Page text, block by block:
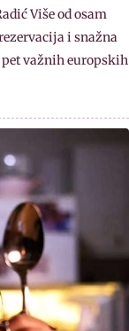
Više od osam
i snažna
važnih europskih